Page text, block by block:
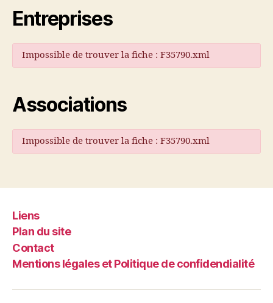
Entreprises
Impossible de trouver la fiche : F35790.xml
Associations
Impossible de trouver la fiche : F35790.xml
Liens
Plan du site
Contact
Mentions légales et Politique de confidendialité